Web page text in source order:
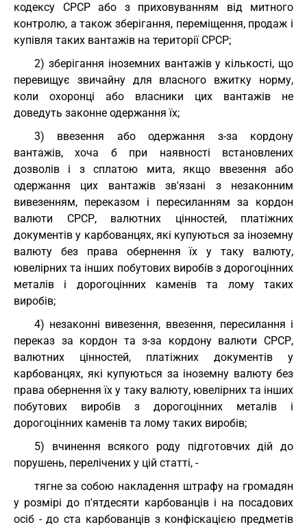
кодексу СРСР або з приховуванням від митного
контролю, а також зберігання, переміщення, продаж і
купівля таких вантажів на території СРСР;
2) зберігання іноземних вантажів у кількості, що
перевищує звичайну для власного вжитку норму,
коли охоронці або власники цих вантажів не
доведуть законне одержання їх;
3) ввезення або одержання з-за кордону
вантажів, хоча б при наявності встановлених
дозволів і з сплатою мита, якщо ввезення або
одержання цих вантажів зв'язані з незаконним
вивезенням, переказом і пересиланням за кордон
валюти СРСР, валютних цінностей, платіжних
документів у карбованцях, які купуються за іноземну
валюту без права обернення їх у таку валюту,
ювелірних та інших побутових виробів з дорогоцінних
металів і дорогоцінних каменів та лому таких
виробів;
4) незаконні вивезення, ввезення, пересилання і
переказ за кордон та з-за кордону валюти СРСР,
валютних цінностей, платіжних документів у
карбованцях, які купуються за іноземну валюту без
права обернення їх у таку валюту, ювелірних та інших
побутових виробів з дорогоцінних металів і
дорогоцінних каменів та лому таких виробів;
5) вчинення всякого роду підготовчих дій до
порушень, перелічених у цій статті, -
тягне за собою накладення штрафу на громадян
у розмірі до п'ятдесяти карбованців і на посадових
осіб - до ста карбованців з конфіскацією предметів